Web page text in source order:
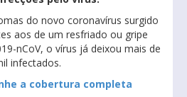
do novo coronavírus surgido
aos de um resfriado ou gripe
nCoV, o vírus já deixou mais de
infectados.
a cobertura completa